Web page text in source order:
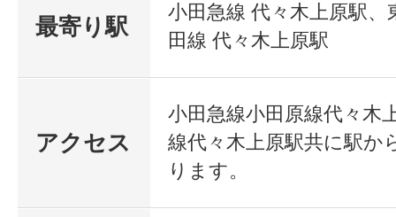
最寄り駅
小田急線 代々木上原駅、
田線 代々木上原駅
アクセス
小田急線小田原線代々木
線代々木上原駅共に駅か
ります。